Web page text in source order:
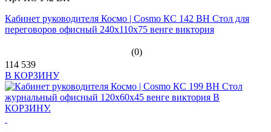
Кабинет руководителя Космо | Cosmo КС 142 ВН Стол для
переговоров офисный 240х110х75 венге виктория
(0)
114 539
В КОРЗИНУ